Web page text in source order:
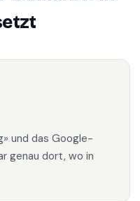
und das Google-
genau dort, wo in